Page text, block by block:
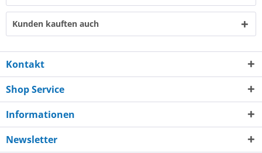
Kunden kauften auch
Kontakt
Shop Service
Informationen
Newsletter